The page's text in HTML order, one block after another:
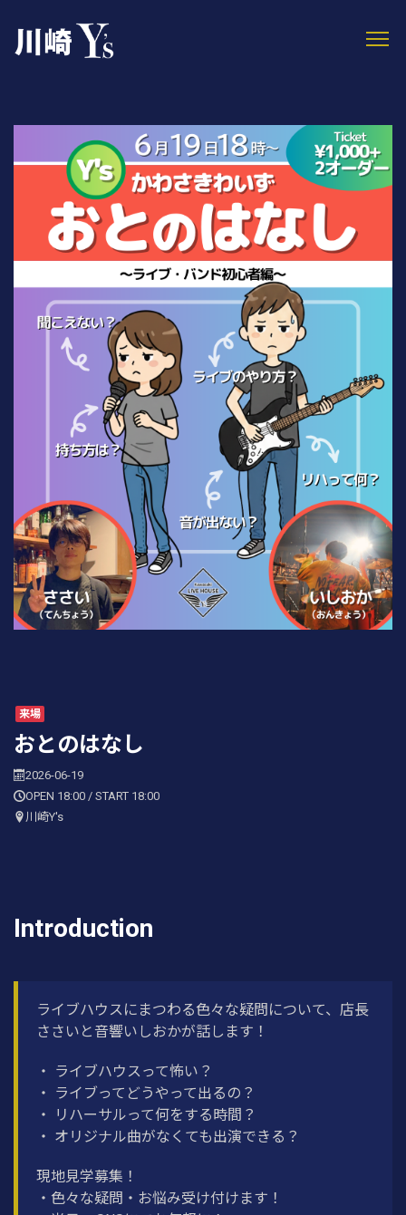
来場
おとのはなし
2026-06-19
OPEN 18:00 / START 18:00
川崎Y's
Introduction
ライブハウスにまつわる色々な疑問について、店長
ささいと音響いしおかが話します！
・ ライブハウスって怖い？
・ ライブってどうやって出るの？
・ リハーサルって何をする時間？
・ オリジナル曲がなくても出演できる？
現地見学募集！
・色々な疑問・お悩み受け付けます！